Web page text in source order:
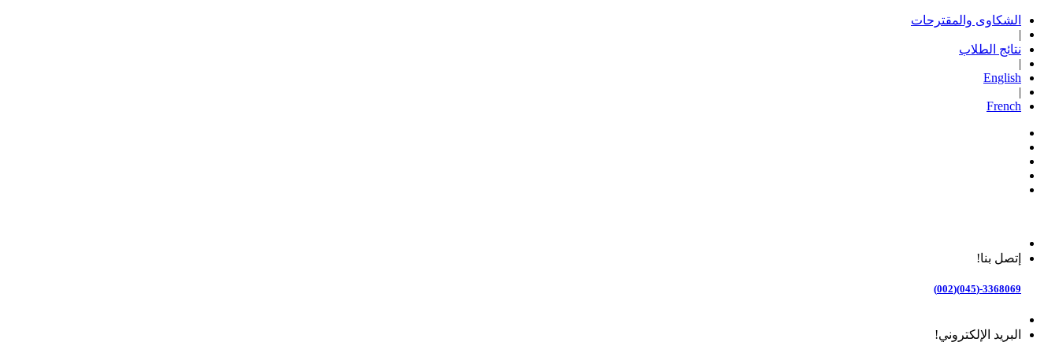
الشكاوى والمقترحات
|
نتائج الطلاب
|
English
|
French
إتصل بنا!
3368069-(045)(002)
البريد الإلكتروني!